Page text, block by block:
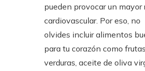
pueden provocar un mayor
cardiovascular. Por eso, no
olvides incluir alimentos
para tu corazón como
verduras, aceite de oliva